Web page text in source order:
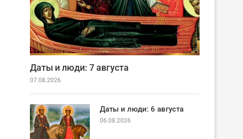
Даты и люди: 7 августа
07.08.2026
Даты и люди: 6 августа
06.08.2026